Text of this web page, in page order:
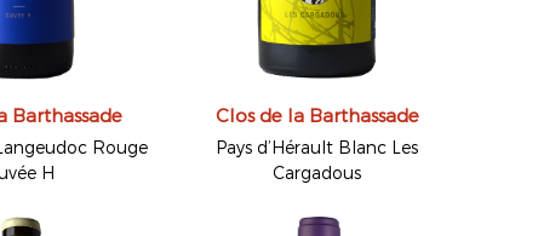
Barthassade
Rouge
H
Clos de la Barthassade
Pays d’Hérault Blanc Les
Cargadous